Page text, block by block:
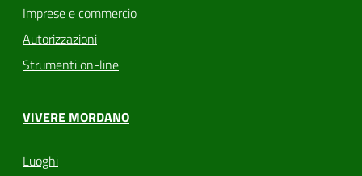
Imprese e commercio
Autorizzazioni
Strumenti on-line
VIVERE MORDANO
Luoghi